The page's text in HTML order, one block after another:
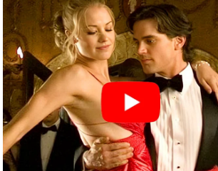
नी
ति
वि
श्ले
ष
ण
स
म
सा